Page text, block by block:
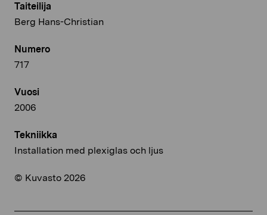
Taiteilija
Berg Hans-Christian
Numero
717
Vuosi
2006
Tekniikka
Installation med plexiglas och ljus
© Kuvasto 2026